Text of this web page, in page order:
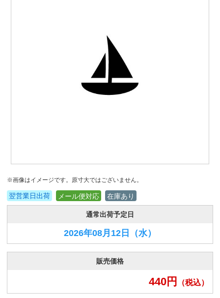
※画像はイメージです。原寸大ではございません。
翌営業日出荷 メール便対応 在庫あり
通常出荷予定日
2026年08月12日 （水）
販売価格
440円 （税込）